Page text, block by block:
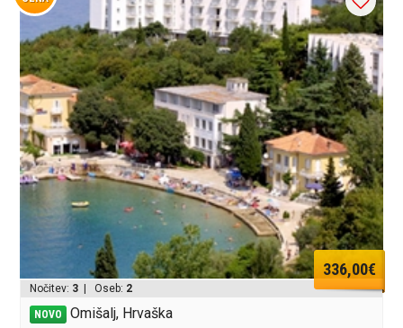
336,00€
Nočitev: 3 | Oseb: 2
NOVO Omišalj, Hrvaška